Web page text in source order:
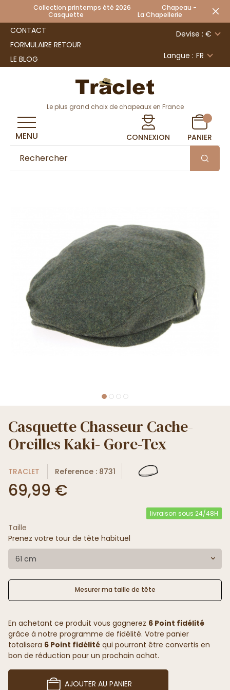
Collection printemps été 2026 Chapeau -
Casquette La Chapellerie
CONTACT
FORMULAIRE RETOUR
LE BLOG
Devise : €
Langue : FR
Le plus grand choix de chapeaux en France
CONNEXION PANIER
MENU
Casquette Chasseur Cache-
Oreilles Kaki- Gore-Tex
TRACLET Reference : 8731
69,99 €
livraison sous 24/48H
Taille
Prenez votre tour de tête habituel
61 cm
Mesurer ma taille de tête
En achetant ce produit vous gagnerez 6 Point fidélité
grâce à notre programme de fidélité. Votre panier
totalisera 6 Point fidélité qui pourront être convertis en
bon de réduction pour un prochain achat.
AJOUTER AU PANIER